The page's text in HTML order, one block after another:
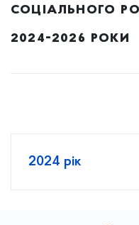
соціального
2024-2026 роки
2024 рік